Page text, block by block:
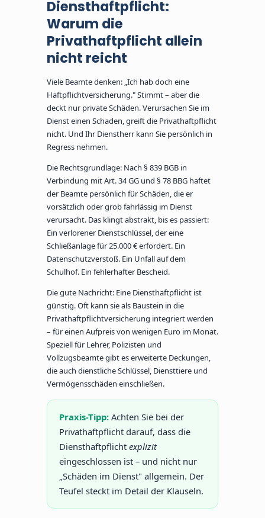
Diensthaftpflicht:
Warum die
Privathaftpflicht allein
nicht reicht
Viele Beamte denken: „Ich hab doch eine
Haftpflichtversicherung." Stimmt – aber die
deckt nur private Schäden. Verursachen Sie im
Dienst einen Schaden, greift die Privathaftpflicht
nicht. Und Ihr Dienstherr kann Sie persönlich in
Regress nehmen.
Die Rechtsgrundlage: Nach § 839 BGB in
Verbindung mit Art. 34 GG und § 78 BBG haftet
der Beamte persönlich für Schäden, die er
vorsätzlich oder grob fahrlässig im Dienst
verursacht. Das klingt abstrakt, bis es passiert:
Ein verlorener Dienstschlüssel, der eine
Schließanlage für 25.000 € erfordert. Ein
Datenschutzverstoß. Ein Unfall auf dem
Schulhof. Ein fehlerhafter Bescheid.
Die gute Nachricht: Eine Diensthaftpflicht ist
günstig. Oft kann sie als Baustein in die
Privathaftpflichtversicherung integriert werden
– für einen Aufpreis von wenigen Euro im Monat.
Speziell für Lehrer, Polizisten und
Vollzugsbeamte gibt es erweiterte Deckungen,
die auch dienstliche Schlüssel, Diensttiere und
Vermögensschäden einschließen.
Praxis-Tipp: Achten Sie bei der
Privathaftpflicht darauf, dass die
Diensthaftpflicht explizit
eingeschlossen ist – und nicht nur
„Schäden im Dienst" allgemein. Der
Teufel steckt im Detail der Klauseln.